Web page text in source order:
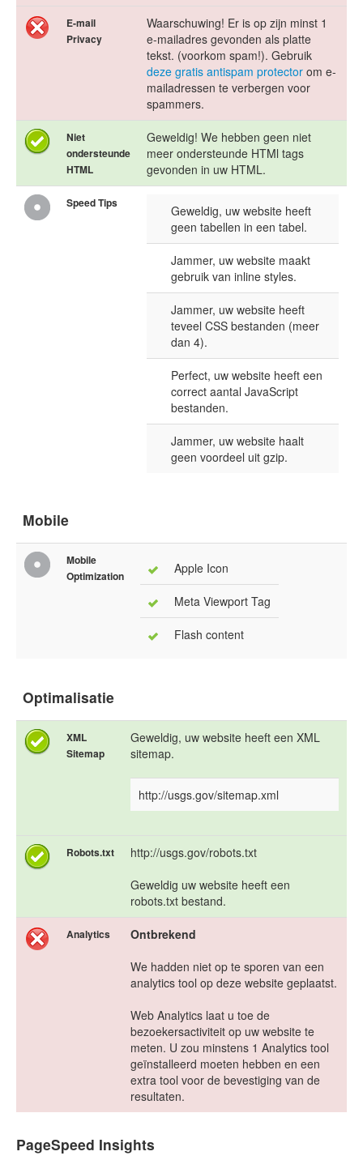
E-mail
Privacy
Waarschuwing! Er is op zijn minst 1
e-mailadres gevonden als platte
tekst. (voorkom spam!). Gebruik
deze gratis antispam protector om e-
mailadressen te verbergen voor
spammers.
Niet
ondersteunde
HTML
Geweldig! We hebben geen niet
meer ondersteunde HTMl tags
gevonden in uw HTML.
Speed Tips
Geweldig, uw website heeft
geen tabellen in een tabel.
Jammer, uw website maakt
gebruik van inline styles.
Jammer, uw website heeft
teveel CSS bestanden (meer
dan 4).
Perfect, uw website heeft een
correct aantal JavaScript
bestanden.
Jammer, uw website haalt
geen voordeel uit gzip.
Mobile
Mobile
Optimization
Apple Icon
Meta Viewport Tag
Flash content
Optimalisatie
XML
Sitemap
Geweldig, uw website heeft een XML
sitemap.
http://usgs.gov/sitemap.xml
Robots.txt
http://usgs.gov/robots.txt
Geweldig uw website heeft een
robots.txt bestand.
Analytics
Ontbrekend
We hadden niet op te sporen van een
analytics tool op deze website geplaatst.
Web Analytics laat u toe de
bezoekersactiviteit op uw website te
meten. U zou minstens 1 Analytics tool
geïnstalleerd moeten hebben en een
extra tool voor de bevestiging van de
resultaten.
PageSpeed Insights